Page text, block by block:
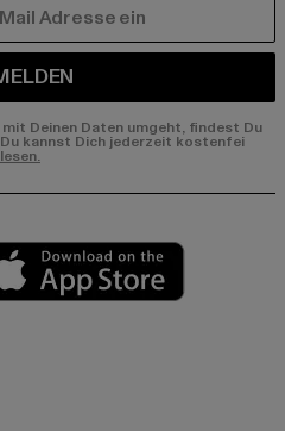
Deinen Daten umgeht, findest Du
kannst Dich jederzeit kostenfei
market